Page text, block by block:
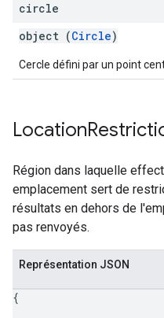
circle
object (Circle)
Cercle défini par un point
Location
Région dans laquelle
emplacement sert de
résultats en dehors de
pas renvoyés.
Représentation JSON
{